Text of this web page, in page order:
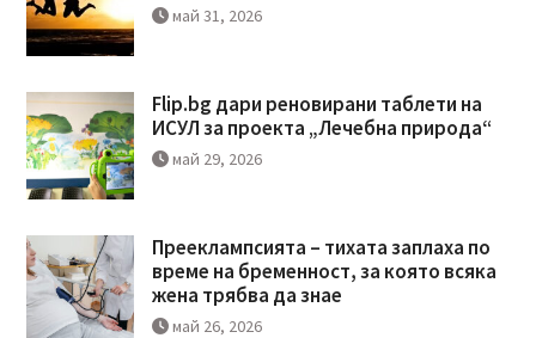
май 31, 2026
Flip.bg дари реновирани таблети на
ИСУЛ за проекта „Лечебна природа“
май 29, 2026
Прееклампсията – тихата заплаха по
време на бременност, за която всяка
жена трябва да знае
май 26, 2026